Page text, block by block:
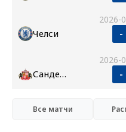
2026-
Челси -
2026-
Сандерленд -
Все матчи